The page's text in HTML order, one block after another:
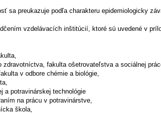
sa preukazuje podľa charakteru epidemiologicky
vzdelávacích inštitúcií, ktoré sú uvedené v
zdravotníctva, fakulta ošetrovateľstva a sociálnej
v odbore chémie a biológie,
a potravinárskej technológie
na prácu v potravinárstve,
škola,